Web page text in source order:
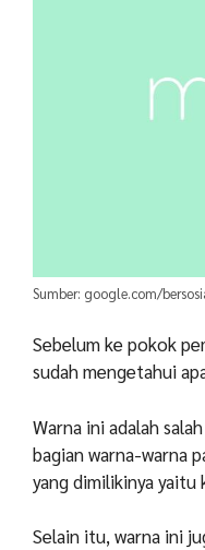
Sumber: google.com/
Sebelum ke pokok
sudah mengetahui
Warna ini adalah
bagian warna-warna
yang dimilikinya yaitu
Selain itu, warna ini